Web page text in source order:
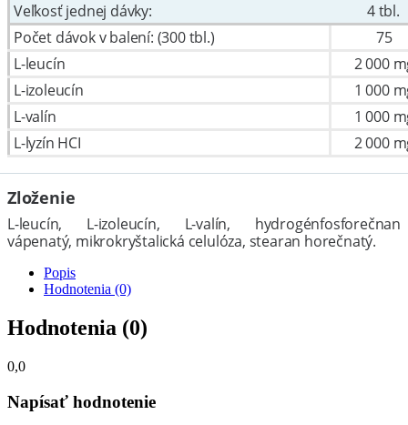
Veľkosť jednej dávky:
4 tbl.
Počet dávok v balení: (300 tbl.)
75
L-leucín
2 000
L-izoleucín
1 000
L-valín
1 000
L-lyzín HCI
2 000
Zloženie
L-leucín, L-izoleucín, L-valín, hydrogénfosforečnan
vápenatý, mikrokryštalická celulóza, stearan horečnatý.
Popis
Hodnotenia (0)
Hodnotenia (0)
0,0
Napísať hodnotenie